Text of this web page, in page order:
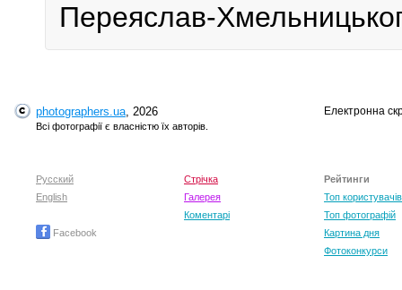
Переяслав-
photographers.ua, 2026
Всі фотографії є власністю їх авторів.
Електронна
Русский
English
Facebook
Стрічка
Галерея
Коментарі
Рейтинги
Топ користувачів
Топ фотографій
Картина дня
Фотоконкурси